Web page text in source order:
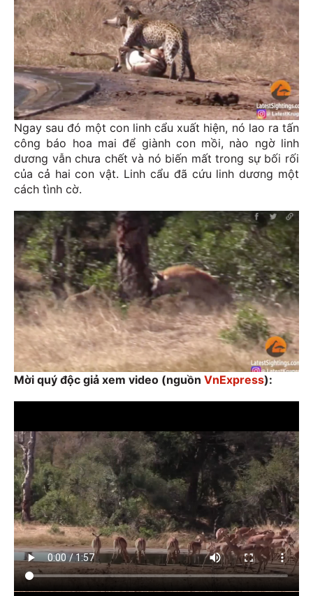
Ngay sau đó một con linh cẩu xuất hiện, nó lao ra tấn
công báo hoa mai để giành con mồi, nào ngờ linh
dương vẫn chưa chết và nó biến mất trong sự bối rối
của cả hai con vật. Linh cẩu đã cứu linh dương một
cách tình cờ.
Mời quý độc giả xem video (nguồn VnExpress):